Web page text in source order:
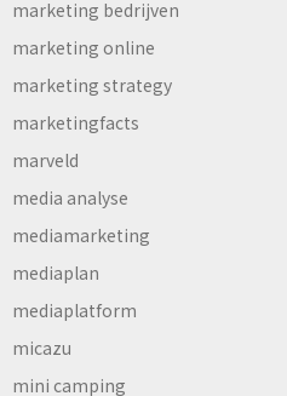
marketing bedrijven
marketing online
marketing strategy
marketingfacts
marveld
media analyse
mediamarketing
mediaplan
mediaplatform
micazu
mini camping